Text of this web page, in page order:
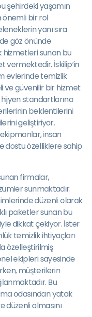
şehirdeki yaşamın
önemli bir rol
yanı sıra
göz önünde
sunan bu
vermektedir. İskilip’in
evlerinde temizlik
ve güvenilir bir hizmet
standartlarına
beklentilerini
geliştiriyor.
insan
dostu özelliklere sahip
firmalar,
sunmaktadır.
düzenli olarak
paketler sunan bu
dikkat çekiyor. İster
temizlik ihtiyaçları
özelleştirilmiş
ekipleri sayesinde
müşterilerin
Bu
odasından yatak
düzenli olmasını